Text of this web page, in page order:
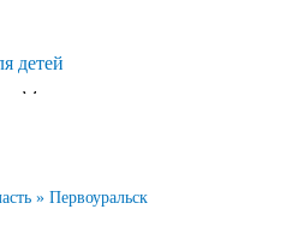
детей
» Первоуральск